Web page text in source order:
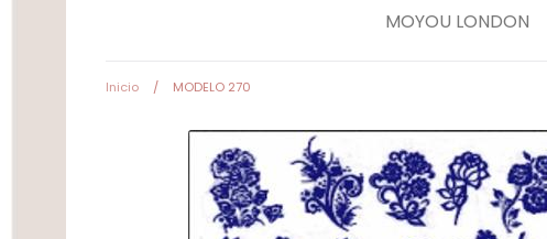
Equipos Eléctricos
(Lamparas, Extractores,
Pulidoras)
MOYOU LONDON
Inicio / MODELO 270